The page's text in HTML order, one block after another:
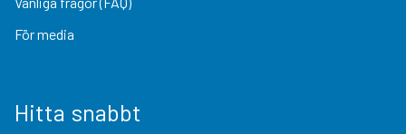
För media
Hitta snabbt